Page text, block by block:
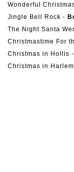
Wonderful
Jingle Bell Rock -
The Night Santa
Christmastime For
Christmas in Hollis -
Christmas in